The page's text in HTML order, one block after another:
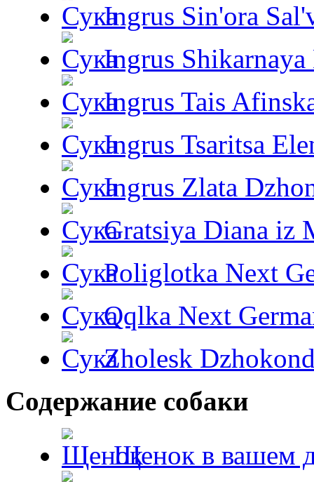
Ingrus Sin'ora
Ingrus Shikarnaya
Ingrus Tais
Ingrus Tsaritsa
Ingrus Zlata
Gratsiya Diana iz
Poliglotka Next
Qqlka Next
Zholesk
Содержание собаки
Щенок в вашем